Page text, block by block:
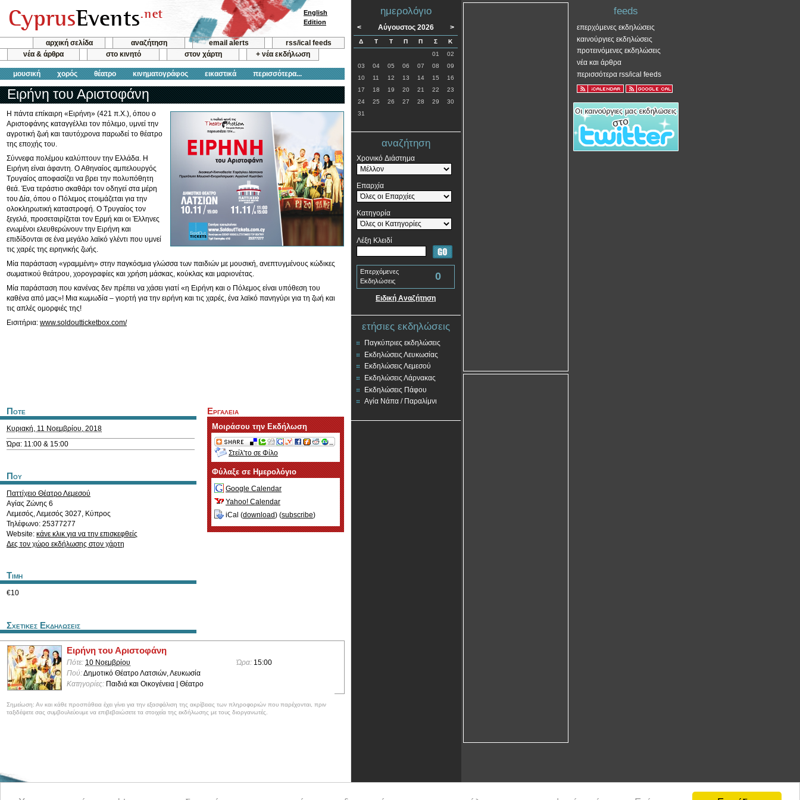
αρχική σελίδα αναζήτηση email alerts
rss/ical feeds
νέα & άρθρα
στο κινητό στον χάρτη + νέα εκδήλωση
μουσική χορός θέατρο κινηματογράφος εικαστικά περισσότερα...
English
Edition
Ειρήνη του Αριστοφάνη
Η πάντα επίκαιρη «Ειρήνη» (421 π.Χ.), όπου ο
Αριστοφάνης καταγγέλλει τον πόλεμο, υμνεί την
αγροτική ζωή και ταυτόχρονα παρωδεί το θέατρο
της εποχής του.
Σύννεφα πολέμου καλύπτουν την Ελλάδα. Η
Ειρήνη είναι άφαντη. Ο Αθηναίος αμπελουργός
Τρυγαίος αποφασίζει να βρει την πολυπόθητη
θεά. Ένα τεράστιο σκαθάρι τον οδηγεί στα μέρη
του Δία, όπου ο Πόλεμος ετοιμάζεται για την
ολοκληρωτική καταστροφή. Ο Τρυγαίος τον
ξεγελά, προσεταιρίζεται τον Ερμή και οι Έλληνες
ενωμένοι ελευθερώνουν την Ειρήνη και
επιδίδονται σε ένα μεγάλο λαϊκό γλέντι που υμνεί
τις χαρές της ειρηνικής ζωής.
Μία παράσταση «γραμμένη» στην παγκόσμια γλώσσα των παιδιών με μουσική, ανεπτυγμένους κώδικες
σωματικού θεάτρου, χορογραφίες και χρήση μάσκας, κούκλας και μαριονέτας.
Μία παράσταση που κανένας δεν πρέπει να χάσει γιατί «η Ειρήνη και ο Πόλεμος είναι υπόθεση του
καθένα από μας»! Μια κωμωδία – γιορτή για την ειρήνη και τις χαρές, ένα λαϊκό πανηγύρι για τη ζωή και
τις απλές ομορφιές της!
Εισιτήρια: www.soldoutticketbox.com/
Ποτε
Κυριακή, 11 Νοεμβρίου, 2018
Ώρα: 11:00 & 15:00
Που
Παττίχειο Θέατρο Λεμεσού
Αγίας Ζώνης 6
Λεμεσός,Λεμεσός 3027, Κύπρος
Τηλέφωνο: 25377277
Website: κάνε κλικ για να την επισκεφθείς
Δες τον χώρο εκδήλωσης στον χάρτη
Τιμη
€10
Εργαλεια
Μοιράσου την Εκδήλωση
Στείλ'το σε Φίλο
Φύλαξε σε Ημερολόγιο
Google Calendar
Yahoo! Calendar
iCal (download) (subscribe)
Σχετικες Εκδηλωσεις
Ειρήνη του Αριστοφάνη
Πότε: 10 Νοεμβρίου Ώρα: 15:00
Πού:Δημοτικό Θέατρο Λατσιών, Λευκωσία
Κατηγορίες: Παιδιά και Οικογένεια | Θέατρο
Σημείωση: Αν και κάθε προσπάθεια έχει γίνει για την εξασφάλιση της ακρίβειας των πληροφοριών που παρέχονται, πριν
ταξιδέψετε σας συμβουλεύουμε να επιβεβαιώσετε τα στοιχεία της εκδήλωσης με τους διοργανωτές.
ημερολόγιο
< Αύγουστος 2026 >
Δ Τ Τ Π Π Σ
Κ
01
02
03
04 05 06 07 08
09
10
11 12 13 14 15
16
17
18 19 20 21 22
23
24
25 26 27 28 29
30
31
αναζήτηση
Χρονικό Διάστημα
Επαρχία
Κατηγορία
Λέξη Κλειδί
Επερχόμενες
Εκδηλώσεις
0
Ειδική Αναζήτηση
ετήσιες εκδηλώσεις
Παγκύπριες εκδηλώσεις
Εκδηλώσεις Λευκωσίας
Εκδηλώσεις Λεμεσού
Εκδηλώσεις Λάρνακας
Εκδηλώσεις Πάφου
Αγία Νάπα / Παραλίμνι
feeds
επερχόμενες εκδηλώσεις
καινούργιες εκδηλώσεις
προτεινόμενες εκδηλώσεις
νέα και άρθρα
περισσότερα rss/ical feeds